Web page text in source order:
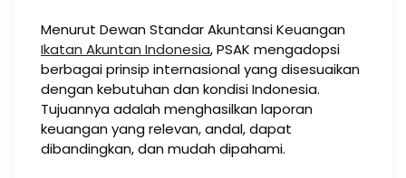
Menurut Dewan Standar Akuntansi Keuangan
Ikatan Akuntan Indonesia, PSAK mengadopsi
berbagai prinsip internasional yang disesuaikan
dengan kebutuhan dan kondisi Indonesia.
Tujuannya adalah menghasilkan laporan
keuangan yang relevan, andal, dapat
dibandingkan, dan mudah dipahami.